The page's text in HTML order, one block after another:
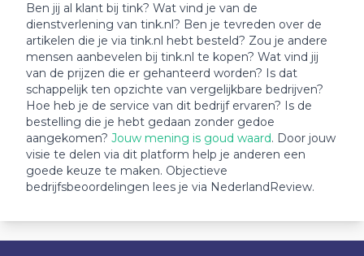
Ben jij al klant bij tink? Wat vind je van de
dienstverlening van tink.nl? Ben je tevreden over de
artikelen die je via tink.nl hebt besteld? Zou je andere
mensen aanbevelen bij tink.nl te kopen? Wat vind jij
van de prijzen die er gehanteerd worden? Is dat
schappelijk ten opzichte van vergelijkbare bedrijven?
Hoe heb je de service van dit bedrijf ervaren? Is de
bestelling die je hebt gedaan zonder gedoe
aangekomen? Jouw mening is goud waard. Door jouw
visie te delen via dit platform help je anderen een
goede keuze te maken. Objectieve
bedrijfsbeoordelingen lees je via NederlandReview.